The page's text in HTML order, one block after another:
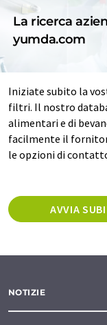
La ricerca
yumda.com
Iniziate subito la
filtri. Il nostro
alimentari e di
facilmente il
le opzioni di
AVVIA
NOTIZIE